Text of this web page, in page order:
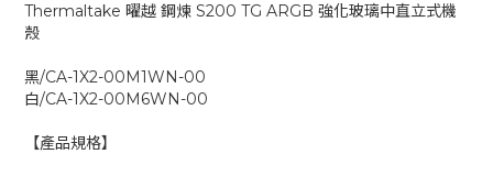
Thermaltake 曜越 鋼煉 S200 TG ARGB 強化玻璃中直立式機
殼
黑/CA-1X2-00M1WN-00
白/CA-1X2-00M6WN-00
【產品規格】